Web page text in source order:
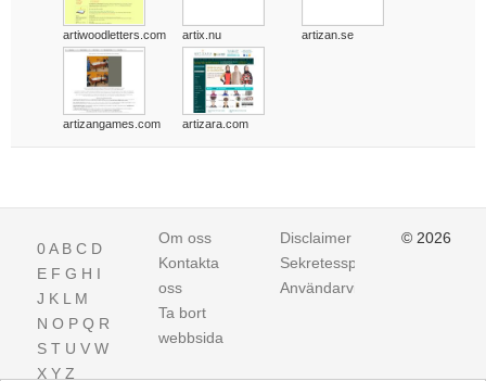
artiwoodletters.com artix.nu artizan.se
artizangames.com artizara.com
0A B C D
E F G H I
J K L M
N O P Q R
S T U V W
X Y Z
Om oss
Kontakta
oss
Ta bort
webbsida
Disclaimer
Sekretesspolicy
Användarvillkor
© 2026